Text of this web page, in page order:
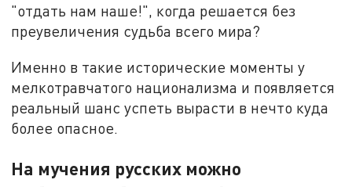
"отдать нам наше!", когда решается без
преувеличения судьба всего мира?
Именно в такие исторические моменты у
мелкотравчатого национализма и появляется
реальный шанс успеть вырасти в нечто куда
более опасное.
На мучения русских можно